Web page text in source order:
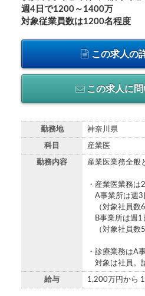
週4日で1200～1400万
対象従業員数は1200名程度
この求人の
この求人に
勤務地 神奈川県
科目 産業医
勤務内容 産業医業務全般
・産業医業務は
A事業所は週3
（対象社員数
B事業所は週1
（対象社員数
・診療業務はA
対象は社員。
給与 1,200万円から